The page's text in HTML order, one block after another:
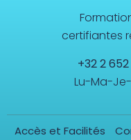
certifiantes
+32 2
Lu-Ma-
Accès et Facilités